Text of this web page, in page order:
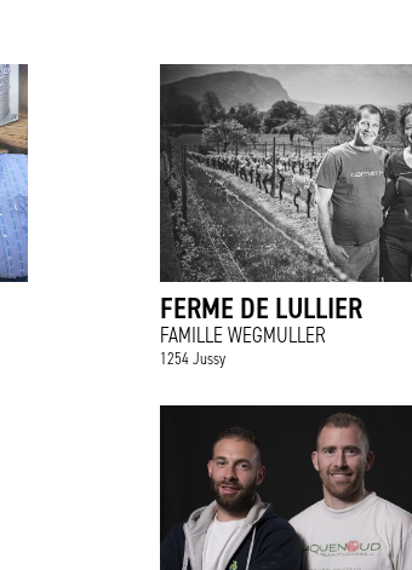
FERME DE LULLIER
FAMILLE WEGMULLER
1254 Jussy